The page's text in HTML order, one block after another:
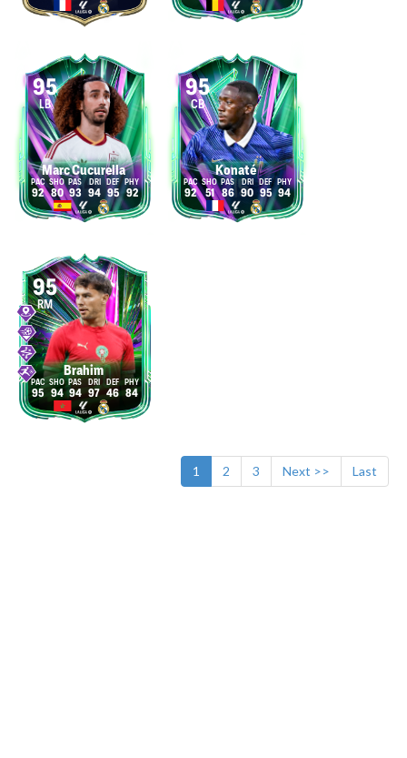
95
LB
Marc Cucurella
92 80 93 94 95 92
95
CB
Konaté
92 51 86 90 95 94
95
RM
Brahim
95 94 94 97 46 84
1 2 3 Next >> Last